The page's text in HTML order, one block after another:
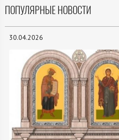
ПОПУЛЯРНЫЕ НОВОСТИ
30.04.2026